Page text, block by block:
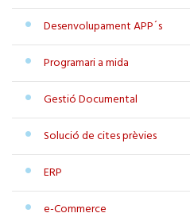
Desenvolupament APP´s
Programari a mida
Gestió Documental
Solució de cites prèvies
ERP